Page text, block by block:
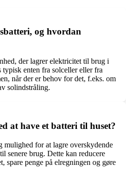
og hvordan
der lagrer elektricitet til brug i
typisk enten fra solceller eller fra
når der er behov for det, f.eks. om
solindstråling.
at have et batteri til huset?
mulighed for at lagre overskydende
senere brug. Dette kan reducere
spare penge på elregningen og gøre